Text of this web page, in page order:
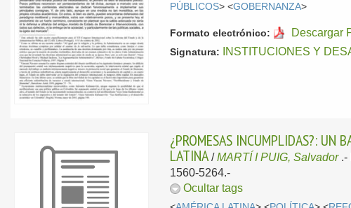
PÚBLICOS> <GOBERNANZA>
Formato electrónico: Descargar
Signatura: INSTITUCIONES Y
¿PROMESAS INCUMPLIDAS?: UN
LATINA /MARTÍ I PUIG, Salvador .-
1560-5264.-
Ocultar tags